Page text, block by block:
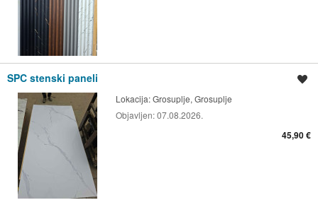
SPC stenski paneli
Lokacija:Grosuplje, Grosuplje
Objavljen:07.08.2026.
45,90 €